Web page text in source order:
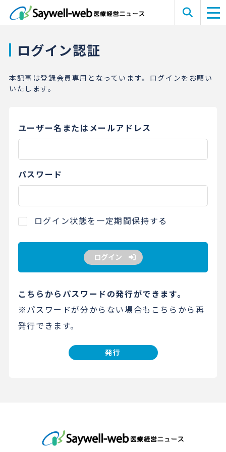
ログイン認証
本記事は登録会員専用となっています。ログインをお願い
いたします。
ユーザー名またはメールアドレス
パスワード
ログイン状態を一定期間保持する
ログイン
こちらからパスワードの発行ができます。
※パスワードが分からない場合もこちらから再
発行できます。
発行